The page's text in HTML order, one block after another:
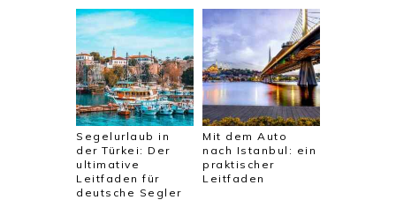
Segelurlaub in
der Türkei: Der
ultimative
Leitfaden für
deutsche Segler
Mit dem Auto
nach Istanbul: ein
praktischer
Leitfaden